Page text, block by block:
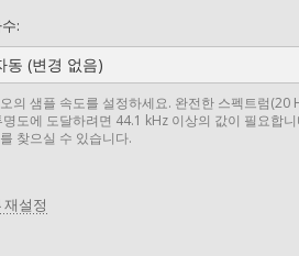
:
동 (변경 없음)
의 샘플 속도를 설정하세요. 완전한 스펙트럼
명도에 도달하려면 44.1 kHz 이상의 값이 필요합니
찾으실 수 있습니다.
재설정